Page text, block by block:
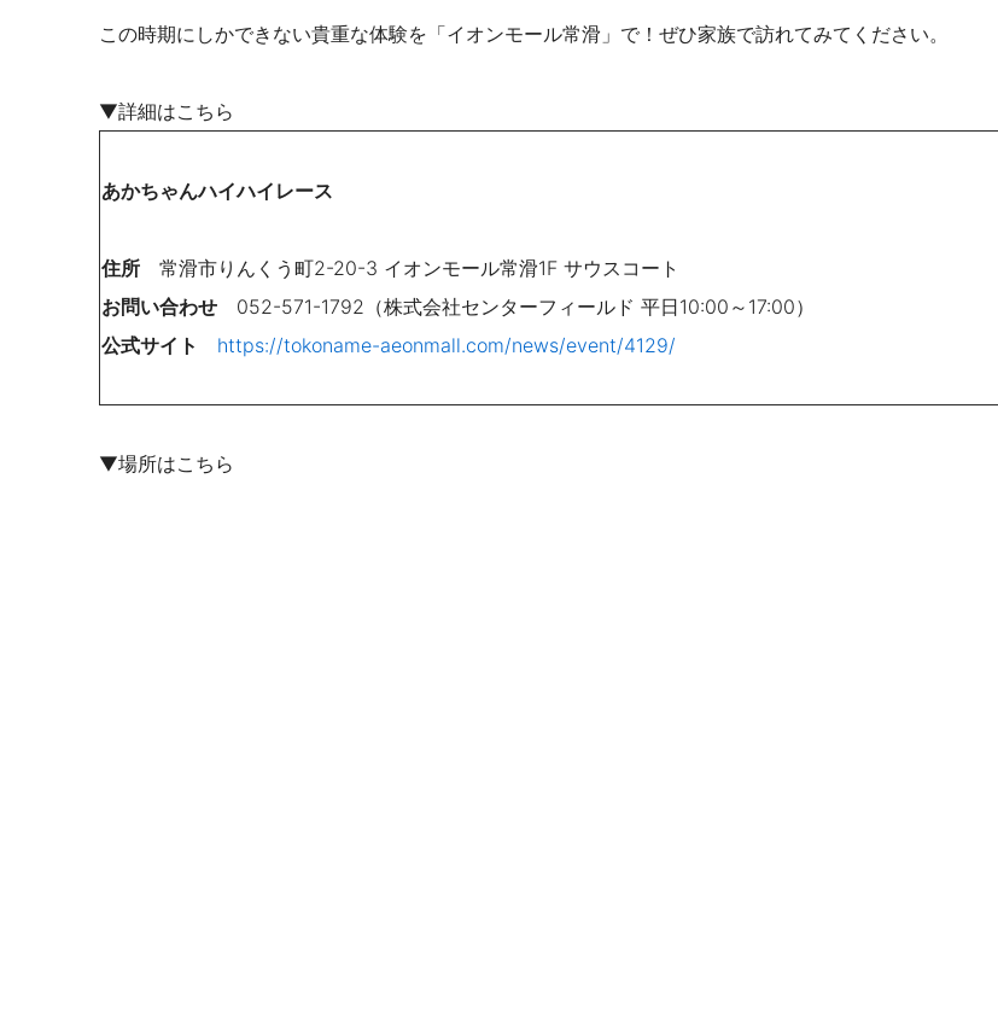
この時期にしかできない貴重な体験を「イオンモール常滑」で！ぜひ家族で訪れてみてください。
▼詳細はこちら
あかちゃんハイハイレース
住所 常滑市りんくう町2-20-3 イオンモール常滑1F サウスコート
お問い合わせ 052-571-1792（株式会社センターフィールド 平日10:00～17:00）
公式サイト
https://tokoname-aeonmall.com/news/event/4129/
▼場所はこちら